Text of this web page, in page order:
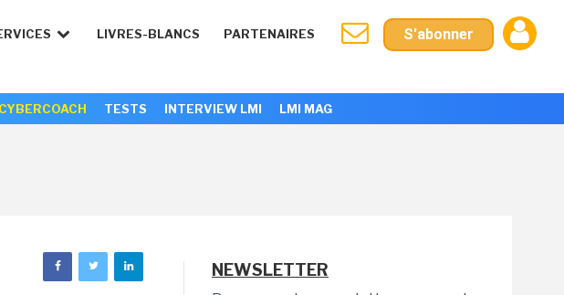
LIVRES-BLANCS PARTENAIRES S'abonner
CYBERCOACH TESTS INTERVIEW LMI LMI MAG
NEWSLETTER